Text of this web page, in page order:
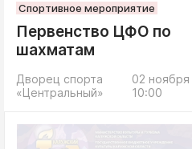
Спортивное мероприятие
Первенство ЦФО по
шахматам
02 ноября
10:00
Дворец спорта
«Центральный»